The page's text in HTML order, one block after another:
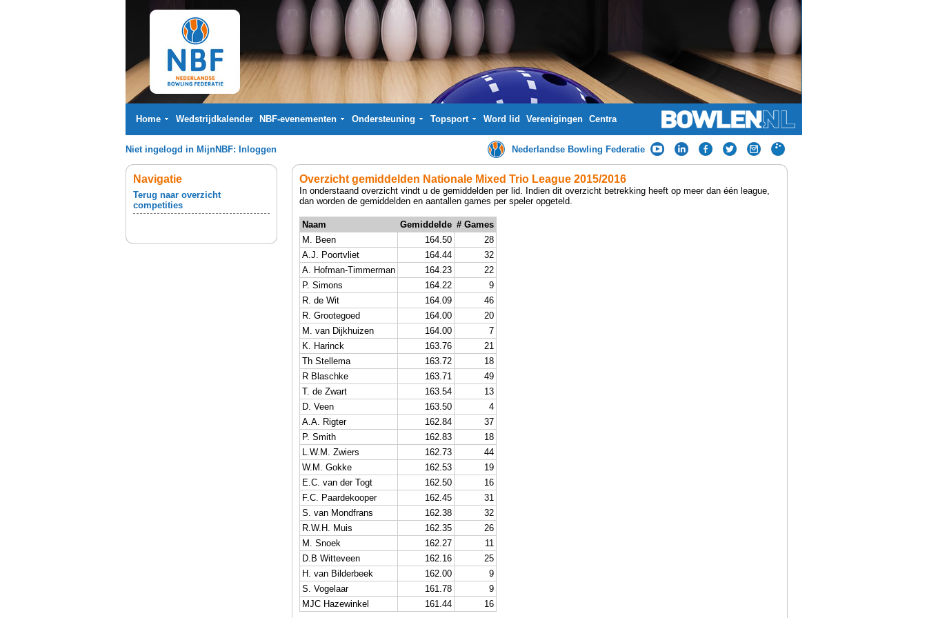
Home Wedstrijdkalender NBF-evenementen Ondersteuning Topsport Word lid Verenigingen Centra
Niet ingelogd in MijnNBF: Inloggen Nederlandse Bowling Federatie
Navigatie
Terug naar overzicht
competities
Overzicht gemiddelden Nationale Mixed Trio League 2015/2016
In onderstaand overzicht vindt u de gemiddelden per lid. Indien dit overzicht betrekking heeft op meer dan één league,
dan worden de gemiddelden en aantallen games per speler opgeteld.
Naam Gemiddelde # Games
M. Been
164.50
28
A.J. Poortvliet
164.44
32
A. Hofman-Timmerman
164.23
22
P. Simons
164.22
9
R. de Wit
164.09
46
R. Grootegoed
164.00
20
M. van Dijkhuizen
164.00
7
K. Harinck
163.76
21
Th Stellema
163.72
18
R Blaschke
163.71
49
T. de Zwart
163.54
13
D. Veen
163.50
4
A.A. Rigter
162.84
37
P. Smith
162.83
18
L.W.M. Zwiers
162.73
44
W.M. Gokke
162.53
19
E.C. van der Togt
162.50
16
F.C. Paardekooper
162.45
31
S. van Mondfrans
162.38
32
R.W.H. Muis
162.35
26
M. Snoek
162.27
11
D.B Witteveen
162.16
25
H. van Bilderbeek
162.00
9
S. Vogelaar
161.78
9
MJC Hazewinkel
161.44 16